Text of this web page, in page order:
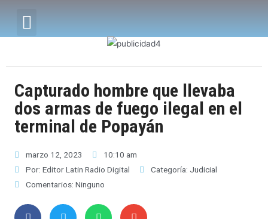
Capturado hombre que llevaba
dos armas de fuego ilegal en el
terminal de Popayán
marzo 12, 2023
10:10 am
Por: Editor Latin Radio Digital Categoría: Judicial
Comentarios: Ninguno